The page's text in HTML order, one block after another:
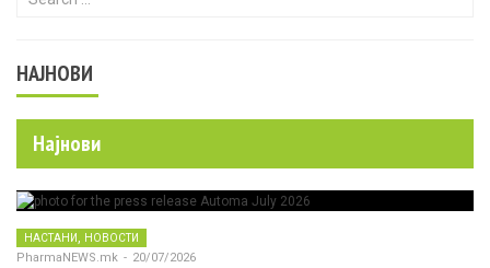
НАЈНОВИ
Најнови
НАСТАНИ, НОВОСТИ
PharmaNEWS.mk - 20/07/2026